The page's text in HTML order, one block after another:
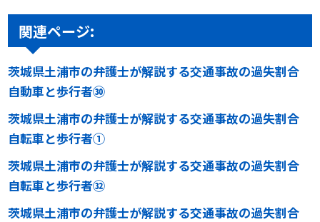
関連ページ:
茨城県土浦市の弁護士が解説する交通事故の過失割合
自動車と歩行者㉚
茨城県土浦市の弁護士が解説する交通事故の過失割合
自転車と歩行者①
茨城県土浦市の弁護士が解説する交通事故の過失割合
自転車と歩行者㉜
茨城県土浦市の弁護士が解説する交通事故の過失割合